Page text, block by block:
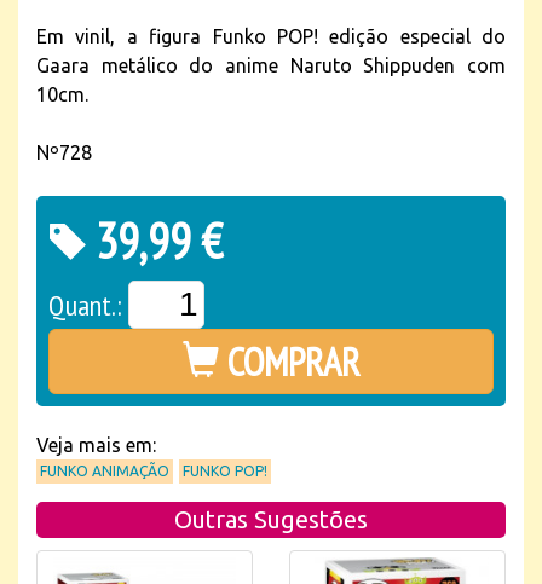
Em vinil, a figura Funko POP! edição especial do
Gaara metálico do anime Naruto Shippuden com
10cm.
Nº728
39,99 €
Quant.:
COMPRAR
Veja mais em:
FUNKO ANIMAÇÃO FUNKO POP!
Outras Sugestões